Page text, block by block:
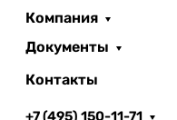
Компания
Документы
Контакты
+7 (495) 150-11-71